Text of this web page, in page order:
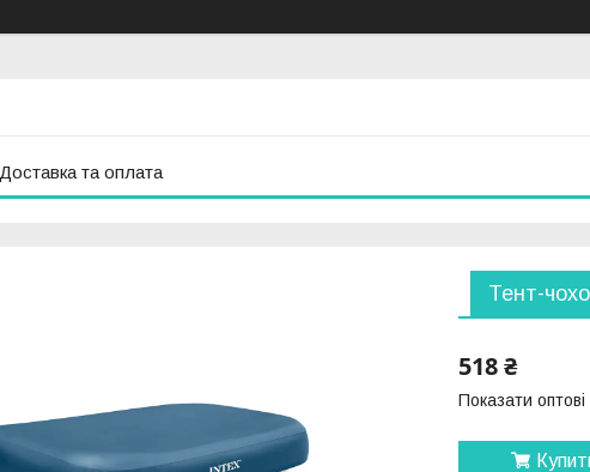
Доставка та оплата
Тент-
518 ₴
Показати оптові